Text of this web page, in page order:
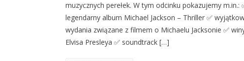
muzycznych perełek. W tym odcinku pokazujemy m.in.:
legendarny album Michael Jackson – Thriller ✅
wydania związane z filmem o Michaelu Jacksonie ✅
Elvisa Presleya ✅ soundtrack […]